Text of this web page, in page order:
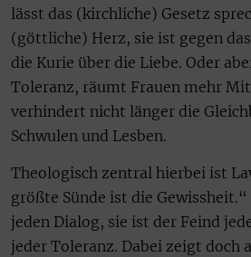
lässt das (kirchliche) Gesetz
(göttliche) Herz, sie ist gegen
die Kurie über die Liebe. Oder
Toleranz, räumt Frauen mehr
verhindert nicht länger die
Schwulen und Lesben.
Theologisch zentral hierbei ist
größte Sünde ist die
jeden Dialog, sie ist der Feind
jeder Toleranz. Dabei zeigt doch